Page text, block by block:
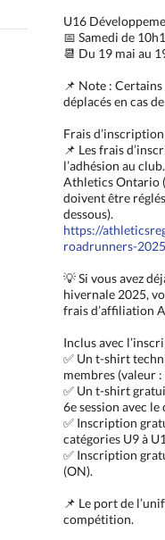
U16
📅 Samedi de
📆 Du 19 mai au
📌 Note :
déplacés en cas
Frais
📌 Les frais
l’adhésion au
Athletics Ontario
doivent être
dessous).
https://
roadrunners-2025
💡 Si vous avez
hivernale 2025,
frais d’affiliation
Inclus avec
✅ Un t-shirt
membres (valeur :
✅ Un t-shirt
6e session avec
✅ Inscription
catégories U9 à
✅ Inscription
(ON).
📌 Le port de
compétition.